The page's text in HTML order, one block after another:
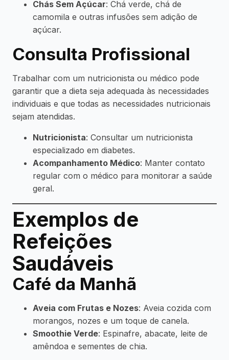
Chás Sem Açúcar: Chá verde, chá de
camomila e outras infusões sem adição de
açúcar.
Consulta Profissional
Trabalhar com um nutricionista ou médico pode
garantir que a dieta seja adequada às necessidades
individuais e que todas as necessidades nutricionais
sejam atendidas.
Nutricionista: Consultar um nutricionista
especializado em diabetes.
Acompanhamento Médico: Manter contato
regular com o médico para monitorar a saúde
geral.
Exemplos de
Refeições
Saudáveis
Café da Manhã
Aveia com Frutas e Nozes: Aveia cozida com
morangos, nozes e um toque de canela.
Smoothie Verde: Espinafre, abacate, leite de
amêndoa e sementes de chia.